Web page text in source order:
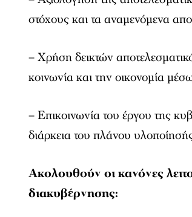
στόχους και τα αναµενόµενα
– Χρήση δεικτών
κοινωνία και την οικονοµία
– Επικοινωνία του έργου της
διάρκεια του πλάνου
Ακολουθούν οι κανόνες
διακυβέρνησης: